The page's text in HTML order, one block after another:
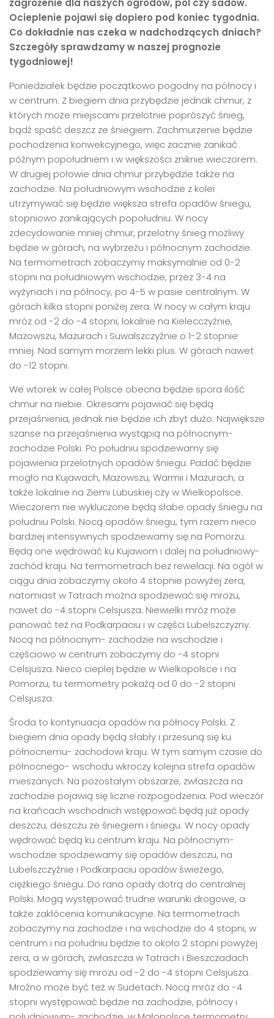
Ocieplenie pojawi się dopiero pod koniec tygodnia.
Co dokładnie nas czeka w nadchodzących dniach?
Szczegóły sprawdzamy w naszej prognozie
tygodniowej!
Poniedziałek będzie początkowo pogodny na północy i
w centrum. Z biegiem dnia przybędzie jednak chmur, z
których może miejscami przelotnie poprószyć śnieg,
bądź spaść deszcz ze śniegiem. Zachmurzenie będzie
pochodzenia konwekcyjnego, więc zacznie zanikać
późnym popołudniem i w większości zniknie wieczorem.
W drugiej połowie dnia chmur przybędzie także na
zachodzie. Na południowym wschodzie z kolei
utrzymywać się będzie większa strefa opadów śniegu,
stopniowo zanikających popołudniu. W nocy
zdecydowanie mniej chmur, przelotny śnieg możliwy
będzie w górach, na wybrzeżu i północnym zachodzie.
Na termometrach zobaczymy maksymalnie od 0-2
stopni na południowym wschodzie, przez 3-4 na
wyżynach i na północy, po 4-5 w pasie centralnym. W
górach kilka stopni poniżej zera. W nocy w całym kraju
mróz od -2 do -4 stopni, lokalnie na Kielecczyźnie,
Mazowszu, Mazurach i Suwalszczyźnie o 1-2 stopnie
mniej. Nad samym morzem lekki plus. W górach nawet
do -12 stopni.
We wtorek w całej Polsce obecna będzie spora ilość
chmur na niebie. Okresami pojawiać się będą
przejaśnienia, jednak nie będzie ich zbyt dużo. Największe
szanse na przejaśnienia wystąpią na północnym-
zachodzie Polski. Po południu spodziewamy się
pojawienia przelotnych opadów śniegu. Padać będzie
mogło na Kujawach, Mazowszu, Warmii i Mazurach, a
także lokalnie na Ziemi Lubuskiej czy w Wielkopolsce.
Wieczorem nie wykluczone będą słabe opady śniegu na
południu Polski. Nocą opadów śniegu, tym razem nieco
bardziej intensywnych spodziewamy się na Pomorzu.
Będą one wędrować ku Kujawom i dalej na południowy-
zachód kraju. Na termometrach bez rewelacji. Na ogół w
ciągu dnia zobaczymy około 4 stopnie powyżej zera,
natomiast w Tatrach można spodziewać się mrozu,
nawet do -4 stopni Celsjusza. Niewielki mróz może
panować też na Podkarpaciu i w części Lubelszczyzny.
Nocą na północnym- zachodzie na wschodzie i
częściowo w centrum zobaczymy do -4 stopni
Celsjusza. Nieco cieplej będzie w Wielkopolsce i na
Pomorzu, tu termometry pokażą od 0 do -2 stopni
Celsjusza.
Środa to kontynuacja opadów na północy Polski. Z
biegiem dnia opady będą słabły i przesuną się ku
północnemu- zachodowi kraju. W tym samym czasie do
północnego- wschodu wkroczy kolejna strefa opadów
mieszanych. Na pozostałym obszarze, zwłaszcza na
zachodzie pojawią się liczne rozpogodzenia. Pod wieczór
na krańcach wschodnich wstępować będą już opady
deszczu, deszczu ze śniegiem i śniegu. W nocy opady
wędrować będą ku centrum kraju. Na północnym-
wschodzie spodziewamy się opadów deszczu, na
Lubelszczyźnie i Podkarpaciu opadów świeżego,
ciężkiego śniegu. Do rana opady dotrą do centralnej
Polski. Mogą występować trudne warunki drogowe, a
także zakłócenia komunikacyjne. Na termometrach
zobaczymy na zachodzie i na wschodzie do 4 stopni, w
centrum i na południu będzie to około 2 stopni powyżej
zera, a w górach, zwłaszcza w Tatrach i Bieszczadach
spodziewamy się mrozu od -2 do -4 stopni Celsjusza.
Mroźno może być też w Sudetach. Nocą mróz do -4
stopni występować będzie na zachodzie, północy i